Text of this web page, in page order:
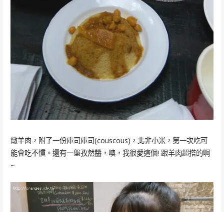
燉羊肉，附了一份庫司庫司(couscous)，北非小米，第一次吃可
能會吃不慣。還有一盤孜然醬，噢，我很愛這個! 跟羊肉超搭的啊
~